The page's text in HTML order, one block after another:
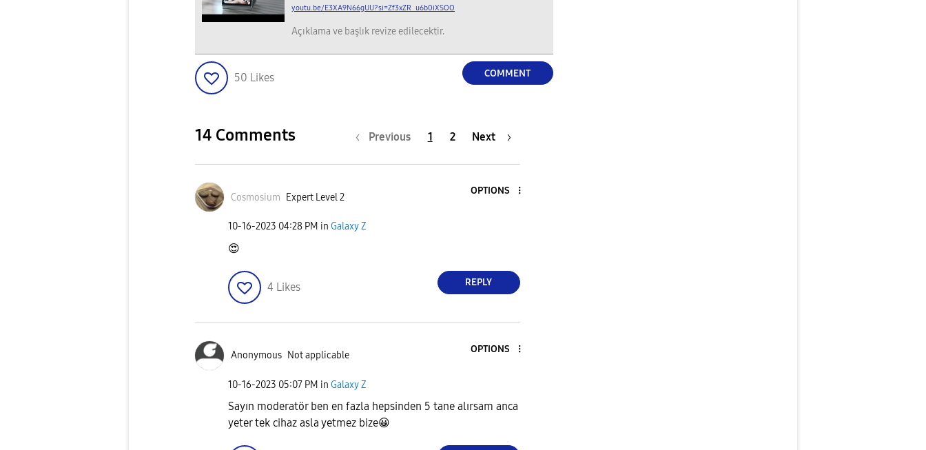
youtu.be/E3XA9N66gUU?si=Zf3xZR_u6b0iXSOO
Açıklama ve başlık revize edilecektir.
50 Likes COMMENT
14 Comments Previous 1 2 Next
Cosmosium Expert Level 2
OPTIONS
‎10-16-2023 04:28 PM in Galaxy Z
😍
4 Likes REPLY
Anonymous Not applicable
OPTIONS
‎10-16-2023 05:07 PM in Galaxy Z
Sayın moderatör ben en fazla hepsinden 5 tane alırsam anca
yeter tek cihaz asla yetmez bize😀